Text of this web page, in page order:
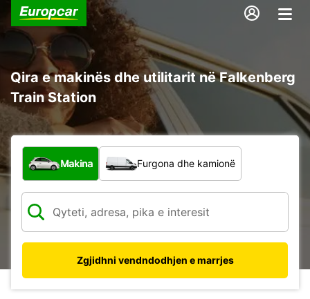
Qira e makinës dhe utilitarit në Falkenberg
Train Station
Çfarë lloj automjeti?
Makina Furgona dhe kamionë
Zgjidhni vendndodhjen e marrjes